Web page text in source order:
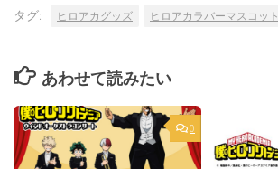
タグ: ヒロアカグッズ ヒロアカラバーマスコット
あわせて読みたい
0